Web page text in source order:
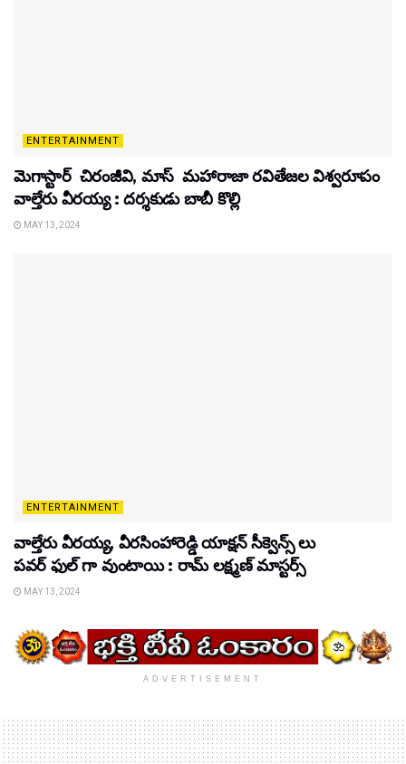
ENTERTAINMENT
మెగాస్టార్ చిరంజీవి, మాస్ మహారాజా రవితేజల విశ్వరూపం
వాల్తేరు వీరయ్య : దర్శకుడు బాబీ కొల్లి
MAY 13, 2024
ENTERTAINMENT
వాల్తేరు వీరయ్య, వీరసింహారెడ్డి యాక్షన్ సీక్వెన్స్ లు
పవర్ ఫుల్ గా వుంటాయి : రామ్ లక్ష్మణ్ మాస్టర్స్
MAY 13, 2024
ADVERTISEMENT